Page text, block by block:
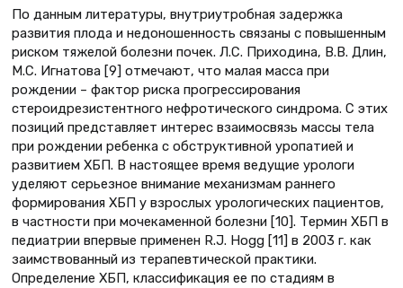
По данным литературы, внутриутробная задержка
развития плода и недоношенность связаны с повышенным
риском тяжелой болезни почек. Л.С. Приходина, В.В. Длин,
М.С. Игнатова [9] отмечают, что малая масса при
рождении – фактор риска прогрессирования
стероидрезистентного нефротического синдрома. С этих
позиций представляет интерес взаимосвязь массы тела
при рождении ребенка с обструктивной уропатией и
развитием ХБП. В настоящее время ведущие урологи
уделяют серьезное внимание механизмам раннего
формирования ХБП у взрослых урологических пациентов,
в частности при мочекаменной болезни [10]. Термин ХБП в
педиатрии впервые применен R.J. Hogg [11] в 2003 г. как
заимствованный из терапевтической практики.
Определение ХБП, классификация ее по стадиям в